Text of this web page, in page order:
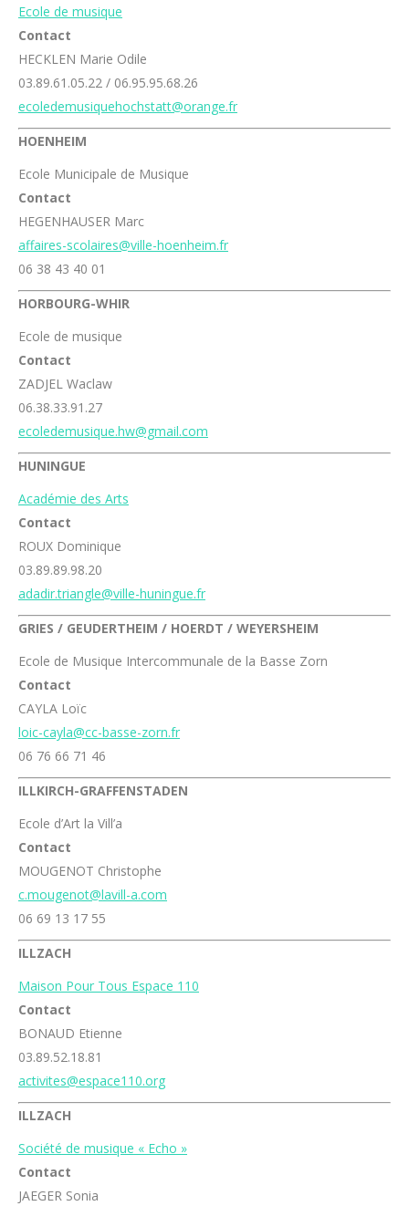
Ecole de musique
Contact
HECKLEN Marie Odile
03.89.61.05.22 / 06.95.95.68.26
ecoledemusiquehochstatt@orange.fr
HOENHEIM
Ecole Municipale de Musique
Contact
HEGENHAUSER Marc
affaires-scolaires@ville-hoenheim.fr
06 38 43 40 01
HORBOURG-WHIR
Ecole de musique
Contact
ZADJEL Waclaw
06.38.33.91.27
ecoledemusique.hw@gmail.com
HUNINGUE
Académie des Arts
Contact
ROUX Dominique
03.89.89.98.20
adadir.triangle@ville-huningue.fr
GRIES / GEUDERTHEIM / HOERDT / WEYERSHEIM
Ecole de Musique Intercommunale de la Basse Zorn
Contact
CAYLA Loïc
loic-cayla@cc-basse-zorn.fr
06 76 66 71 46
ILLKIRCH-GRAFFENSTADEN
Ecole d’Art la Vill’a
Contact
MOUGENOT Christophe
c.mougenot@lavill-a.com
06 69 13 17 55
ILLZACH
Maison Pour Tous Espace 110
Contact
BONAUD Etienne
03.89.52.18.81
activites@espace110.org
ILLZACH
Société de musique « Echo »
Contact
JAEGER Sonia